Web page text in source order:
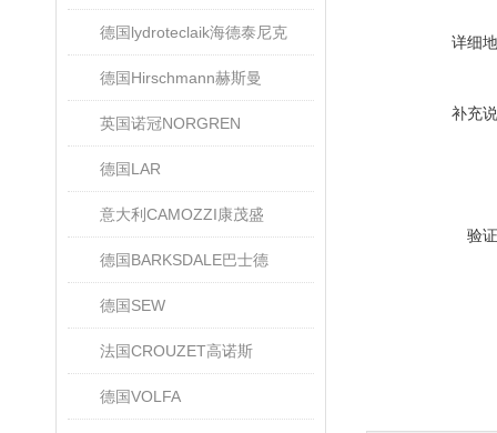
德国lydroteclaik海德泰尼克
德国Hirschmann赫斯曼
英国诺冠NORGREN
德国LAR
意大利CAMOZZI康茂盛
德国BARKSDALE巴士德
德国SEW
法国CROUZET高诺斯
德国VOLFA
详细
补充
验